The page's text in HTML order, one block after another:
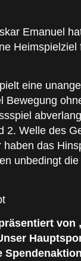
Emanuel
Heimspielziel
eine
Bewegung
2. Welle des
das
unbedingt
von